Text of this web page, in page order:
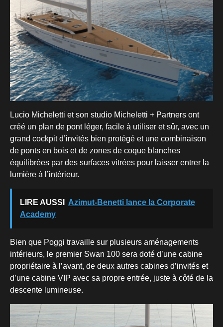
Lucio Micheletti et son studio Micheletti + Partners ont
créé un plan de pont léger, facile à utiliser et sûr, avec un
grand cockpit d’invités bien protégé et une combinaison
de ponts en bois et de zones de coque blanches
équilibrées par des surfaces vitrées pour laisser entrer la
lumière à l’intérieur.
LIRE AUSSI
Azimut-Benetti lance la Corporate
Academy
Bien que Poggi travaille sur plusieurs aménagements
intérieurs, le premier Swan 100 sera doté d’une cabine
propriétaire à l’avant, de deux autres cabines d’invités et
d’une cabine VIP avec sa propre entrée, juste à côté de la
descente lumineuse.